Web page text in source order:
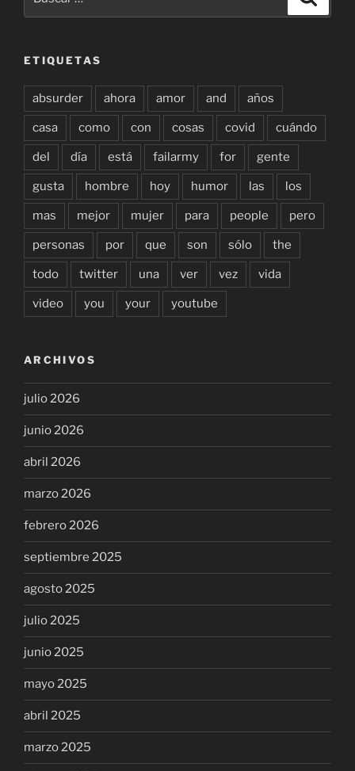
ETIQUETAS
absurder ahora amor and años
casa como con cosas covid cuándo
del día está failarmy for gente
gusta hombre hoy humor las los
mas mejor mujer para people pero
personas por que son sólo the
todo twitter una ver vez vida
video you your youtube
ARCHIVOS
julio 2026
junio 2026
abril 2026
marzo 2026
febrero 2026
septiembre 2025
agosto 2025
julio 2025
junio 2025
mayo 2025
abril 2025
marzo 2025